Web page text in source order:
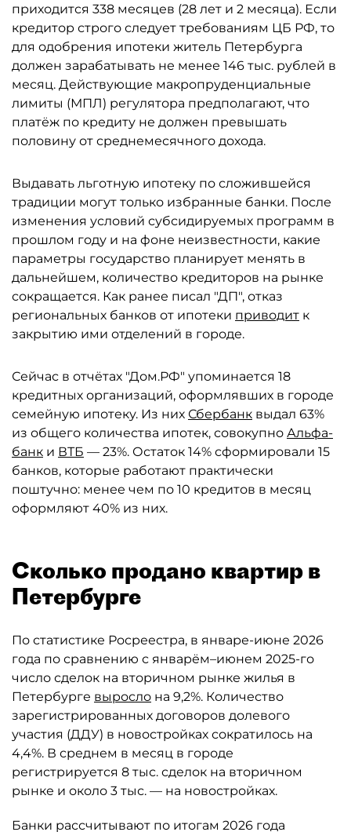
приходится 338 месяцев (28 лет и 2 месяца). Если
кредитор строго следует требованиям ЦБ РФ, то
для одобрения ипотеки житель Петербурга
должен зарабатывать не менее 146 тыс. рублей в
месяц. Действующие макропруденциальные
лимиты (МПЛ) регулятора предполагают, что
платёж по кредиту не должен превышать
половину от среднемесячного дохода.
Выдавать льготную ипотеку по сложившейся
традиции могут только избранные банки. После
изменения условий субсидируемых программ в
прошлом году и на фоне неизвестности, какие
параметры государство планирует менять в
дальнейшем, количество кредиторов на рынке
сокращается. Как ранее писал "ДП", отказ
региональных банков от ипотеки приводит к
закрытию ими отделений в городе.
Сейчас в отчётах "Дом.РФ" упоминается 18
кредитных организаций, оформлявших в городе
семейную ипотеку. Из них Сбербанк выдал 63%
из общего количества ипотек, совокупно Альфа-
банк и ВТБ — 23%. Остаток 14% сформировали 15
банков, которые работают практически
поштучно: менее чем по 10 кредитов в месяц
оформляют 40% из них.
Сколько продано квартир в
Петербурге
По статистике Росреестра, в январе-июне 2026
года по сравнению с январём–июнем 2025-го
число сделок на вторичном рынке жилья в
Петербурге выросло на 9,2%. Количество
зарегистрированных договоров долевого
участия (ДДУ) в новостройках сократилось на
4,4%. В среднем в месяц в городе
регистрируется 8 тыс. сделок на вторичном
рынке и около 3 тыс. — на новостройках.
Банки рассчитывают по итогам 2026 года